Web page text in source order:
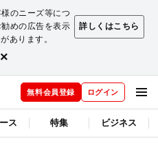
のニーズ等につ
めの広告を表示
あります。
詳しくはこちら
×
無料会員登録 ログイン
ス 特集 ビジネス